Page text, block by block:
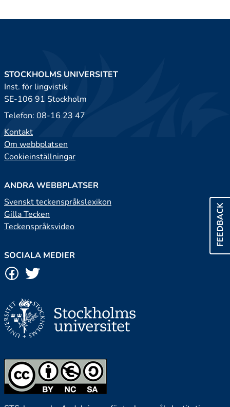
FEEDBACK
STOCKHOLMS UNIVERSITET
Inst. för lingvistik
SE-106 91 Stockholm
Telefon: 08-16 23 47
Kontakt
Om webbplatsen
Cookieinställningar
ANDRA WEBBPLATSER
Svenskt teckenspråkslexikon
Gilla Tecken
Teckenspråksvideo
SOCIALA MEDIER